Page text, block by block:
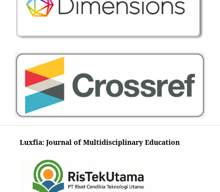
Luxfia: Journal of Multidisciplinary Education